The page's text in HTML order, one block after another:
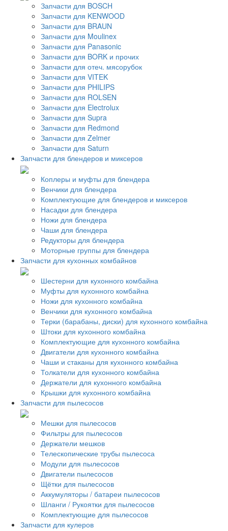
Запчасти для BOSCH
Запчасти для KENWOOD
Запчасти для BRAUN
Запчасти для Moulinex
Запчасти для Panasonic
Запчасти для BORK и прочих
Запчасти для отеч. мясорубок
Запчасти для VITEK
Запчасти для PHILIPS
Запчасти для ROLSEN
Запчасти для Electrolux
Запчасти для Supra
Запчасти для Redmond
Запчасти для Zelmer
Запчасти для Saturn
Запчасти для блендеров и миксеров
Коплеры и муфты для блендера
Венчики для блендера
Комплектующие для блендеров и миксеров
Насадки для блендера
Ножи для блендера
Чаши для блендера
Редукторы для блендера
Моторные группы для блендера
Запчасти для кухонных комбайнов
Шестерни для кухонного комбайна
Муфты для кухонного комбайна
Ножи для кухонного комбайна
Венчики для кухонного комбайна
Терки (барабаны, диски) для кухонного комбайна
Штоки для кухонного комбайна
Комплектующие для кухонного комбайна
Двигатели для кухонного комбайна
Чаши и стаканы для кухонного комбайна
Толкатели для кухонного комбайна
Держатели для кухонного комбайна
Крышки для кухонного комбайна
Запчасти для пылесосов
Мешки для пылесосов
Фильтры для пылесосов
Держатели мешков
Телескопические трубы пылесоса
Модули для пылесосов
Двигатели пылесосов
Щётки для пылесосов
Аккумуляторы / батареи пылесосов
Шланги / Рукоятки для пылесосов
Комплектующие для пылесосов
Запчасти для кулеров